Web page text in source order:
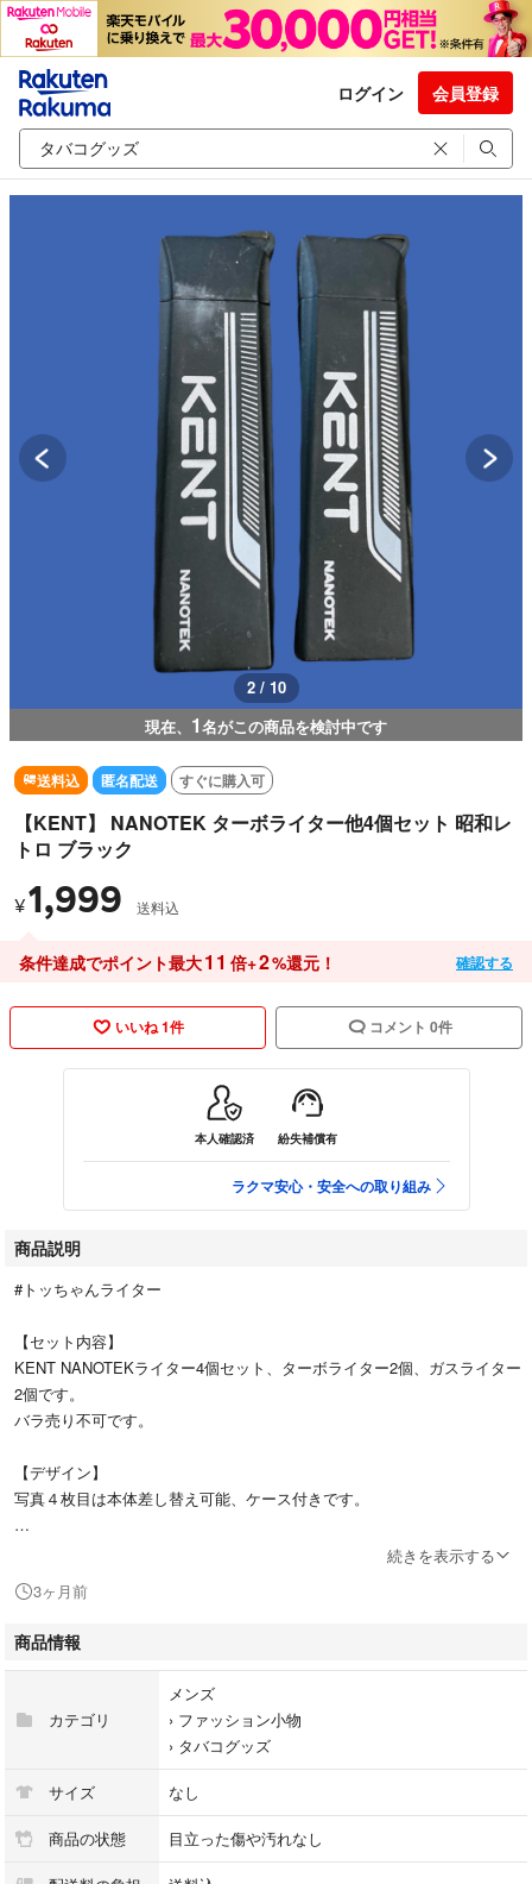
ログイン 会員登録
2 / 10
現在、 1名がこの商品を検討中です
送料込 匿名配送 すぐに購入可
【KENT】 NANOTEK ターボライター他4個セット 昭和レ
トロ ブラック
¥1,999 送料込
条件達成でポイント最大11 倍+2%還元！ 確認する
いいね 1件 コメント 0件
本人確認済 紛失補償有
ラクマ安心・安全への取り組み
商品説明
#トッちゃんライター
【セット内容】
KENT NANOTEKライター4個セット、ターボライター2個、ガスライター
2個です。
バラ売り不可です。
【デザイン】
写真４枚目は本体差し替え可能、ケース付きです。
- 数量: 4個セット
★簡易発送とさせて頂きますので、ご理解頂ける方よろしくお願い致しま
#トッちゃん ←ライターの他、食器やお洋服など様々の商品をお安く出品
させていだだいております。是非ご検討ください。
#トッちゃんライター
続きを表示する
3ヶ月前
商品情報
カテゴリ
メンズ
› ファッション小物
› タバコグッズ
サイズ なし
商品の状態 目立った傷や汚れなし